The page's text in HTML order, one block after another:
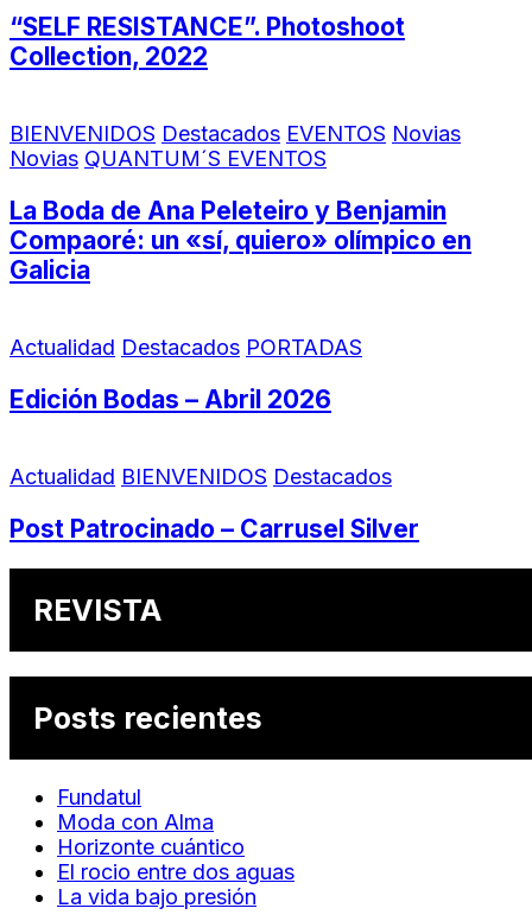
“SELF RESISTANCE”. Photoshoot
Collection, 2022
BIENVENIDOS Destacados EVENTOS Novias
Novias QUANTUM´S EVENTOS
La Boda de Ana Peleteiro y Benjamin
Compaoré: un «sí, quiero» olímpico en
Galicia
Actualidad Destacados PORTADAS
Edición Bodas – Abril 2026
Actualidad BIENVENIDOS Destacados
Post Patrocinado – Carrusel Silver
REVISTA
Posts recientes
Fundatul
Moda con Alma
Horizonte cuántico
El rocio entre dos aguas
La vida bajo presión